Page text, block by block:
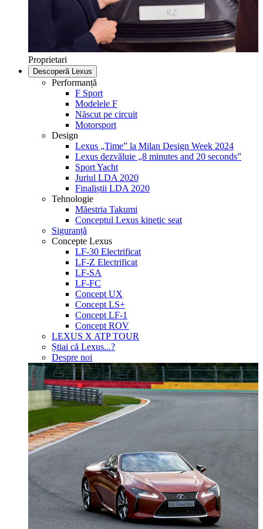
Proprietari
Descoperă Lexus
Performanță
F Sport
Modelele F
Născut pe circuit
Motorsport
Design
Lexus „Time” la Milan Design Week 2024
Lexus dezvăluie „8 minutes and 20 seconds”
Sport Yacht
Juriul LDA 2020
Finaliștii LDA 2020
Tehnologie
Măestria Takumi
Conceptul Lexus kinetic seat
Siguranță
Concepte Lexus
LF-30 Electrificat
LF-Z Electrificat
LF-SA
LF-FC
Concept UX
Concept LS+
Concept LF-1
Concept ROV
LEXUS X ATP TOUR
Știai că Lexus...?
Despre noi